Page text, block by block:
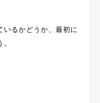
いるかどうか、最初に